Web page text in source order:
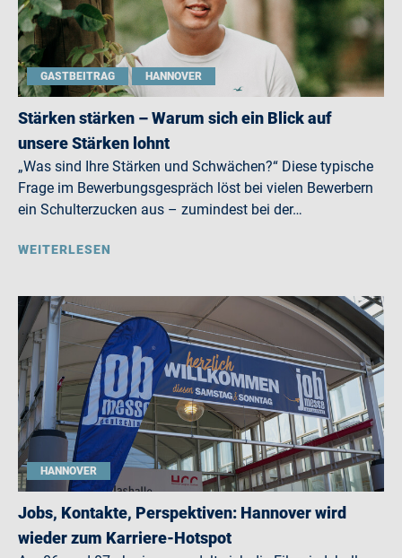
GASTBEITRAG HANNOVER
Stärken stärken – Warum sich ein Blick auf
unsere Stärken lohnt
„Was sind Ihre Stärken und Schwächen?“ Diese typische
Frage im Bewerbungsgespräch löst bei vielen Bewerbern
ein Schulterzucken aus – zumindest bei der…
WEITERLESEN
HANNOVER
Jobs, Kontakte, Perspektiven: Hannover wird
wieder zum Karriere-Hotspot